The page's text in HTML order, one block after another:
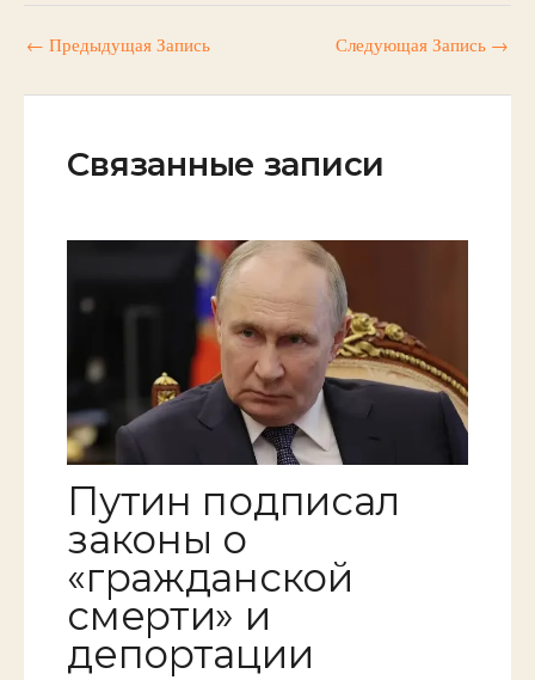
← Предыдущая Запись Следующая Запись →
Связанные записи
Путин подписал
законы о
«гражданской
смерти» и
депортации